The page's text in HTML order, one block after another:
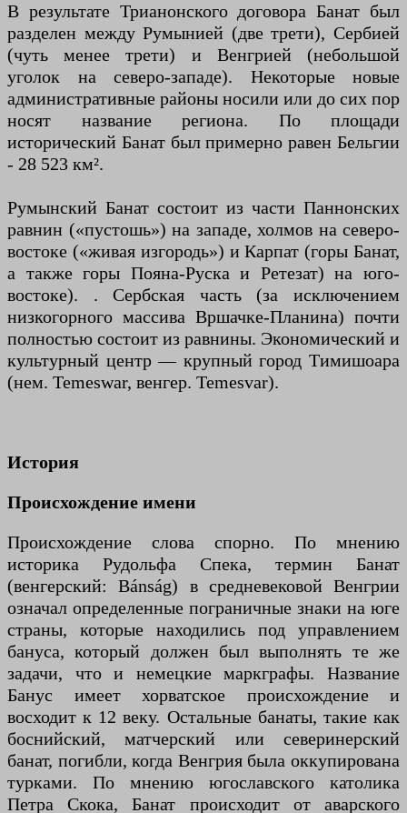
В результате Трианонского договора Банат был
разделен между Румынией (две трети), Сербией
(чуть менее трети) и Венгрией (небольшой
уголок на северо-западе). Некоторые новые
административные районы носили или до сих пор
носят название региона. По площади
исторический Банат был примерно равен Бельгии
- 28 523 км².
Румынский Банат состоит из части Паннонских
равнин («пустошь») на западе, холмов на северо-
востоке («живая изгородь») и Карпат (горы Банат,
а также горы Пояна-Руска и Ретезат) на юго-
востоке). . Сербская часть (за исключением
низкогорного массива Вршачке-Планина) почти
полностью состоит из равнины. Экономический и
культурный центр — крупный город Тимишоара
(нем. Temeswar, венгер. Temesvar).
История
Происхождение имени
Происхождение слова спорно. По мнению
историка Рудольфа Спека, термин Банат
(венгерский: Bánság) в средневековой Венгрии
означал определенные пограничные знаки на юге
страны, которые находились под управлением
бануса, который должен был выполнять те же
задачи, что и немецкие маркграфы. Название
Банус имеет хорватское происхождение и
восходит к 12 веку. Остальные банаты, такие как
боснийский, матчерский или северинерский
банат, погибли, когда Венгрия была оккупирована
турками. По мнению югославского католика
Петра Скока, Банат происходит от аварского